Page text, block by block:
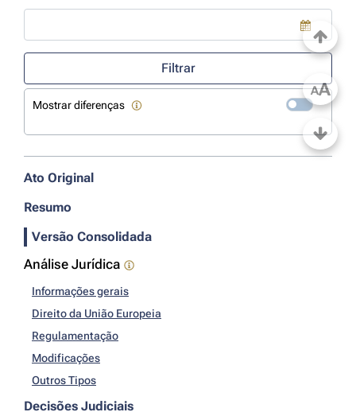
Use a tecla de seta para baixo para abrir o calendário; Use as
Filtrar
Mostrar diferenças
Ato Original
Resumo
Versão Consolidada
Análise Jurídica
Informações gerais
Direito da União Europeia
Regulamentação
Modificações
Outros Tipos
Decisões Judiciais
AA